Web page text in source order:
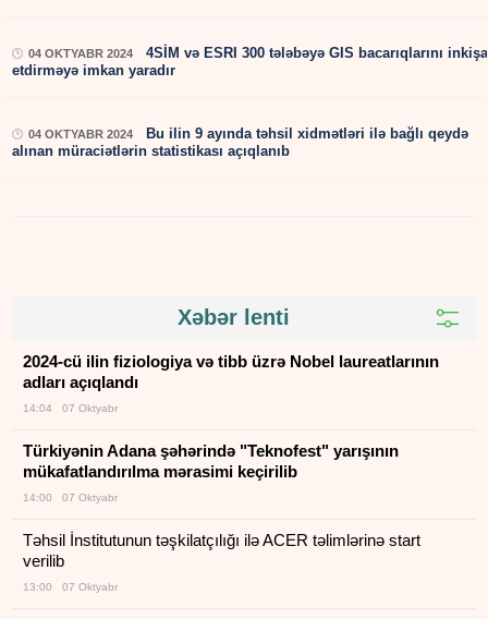
04 OKTYABR 2024
4SİM və ESRI 300 tələbəyə GIS bacarıqlarını
etdirməyə imkan yaradır
04 OKTYABR 2024
Bu ilin 9 ayında təhsil xidmətləri ilə bağlı qeydə
alınan müraciətlərin statistikası açıqlanıb
Xəbər lenti
2024-cü ilin fiziologiya və tibb üzrə Nobel laureatlarının
adları açıqlandı
14:04 07 Oktyabr
Türkiyənin Adana şəhərində "Teknofest" yarışının
mükafatlandırılma mərasimi keçirilib
14:00 07 Oktyabr
Təhsil İnstitutunun təşkilatçılığı ilə ACER təlimlərinə start
verilib
13:00 07 Oktyabr